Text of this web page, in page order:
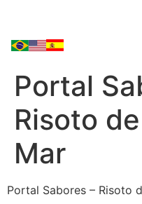
Portal
Risoto
Mar
Portal Sabores – Risoto